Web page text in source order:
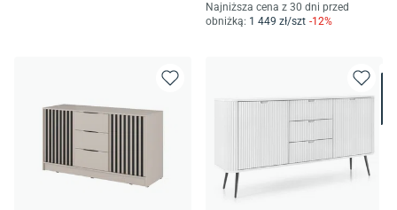
Najniższa cena z 30 dni przed
obniżką: 1 449 zł/szt -12%